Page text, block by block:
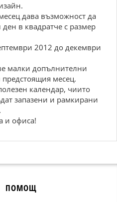
дава възможност да
ден в квадратче с размер
2012 до декември
малки допълнителни
месец.
календар, чиито
запазени и рамкирани
и офиса!
ПОМОЩ